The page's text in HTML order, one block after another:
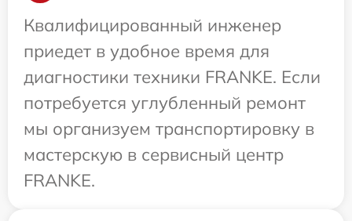
Квалифицированный инженер
приедет в удобное время для
диагностики техники FRANKE. Если
потребуется углубленный ремонт
мы организуем транспортировку в
мастерскую в сервисный центр
FRANKE.